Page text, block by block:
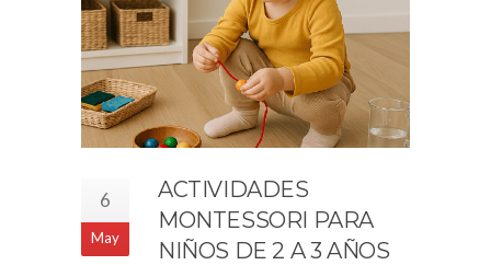
6
May
ACTIVIDADES
MONTESSORI PARA
NIÑOS DE 2 A 3 AÑOS